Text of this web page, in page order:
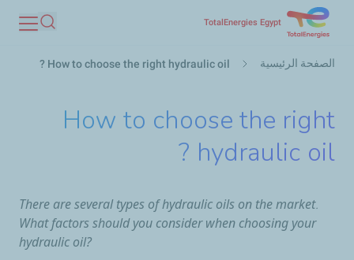
المحتوى
TotalEnergies Egypt
بحث
مسار
الصفحة الرئيسية How to choose the right hydraulic oil ?
How to choose the right
hydraulic oil ?
There are several types of hydraulic oils on the market.
What factors should you consider when choosing your
hydraulic oil?